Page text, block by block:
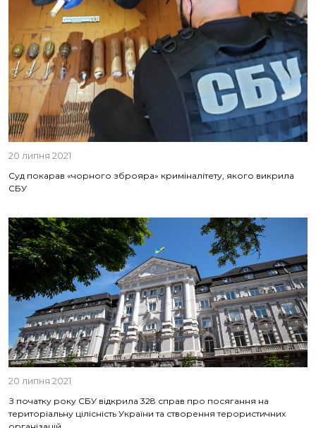
20 липня 2021
Суд покарав «чорного зброяра» криміналітету, якого викрила
СБУ
20 липня 2021
З початку року СБУ відкрила 328 справ про посягання на
територіальну цілісність України та створення терористичних